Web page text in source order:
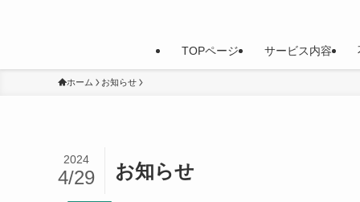
TOPページ サービス内容
ホーム お知らせ
お知らせ
2024
4/29